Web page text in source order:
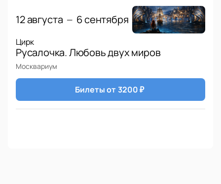
12 августа — 6 сентября
Цирк
Русалочка. Любовь двух миров
Москвариум
Билеты от 3200₽